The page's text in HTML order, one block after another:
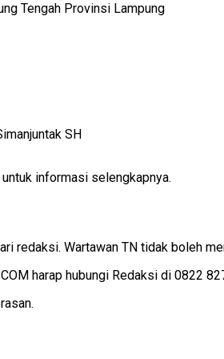
Tengah Provinsi Lampung
SH
informasi selengkapnya.
redaksi. Wartawan TN tidak boleh
harap hubungi Redaksi di 0822